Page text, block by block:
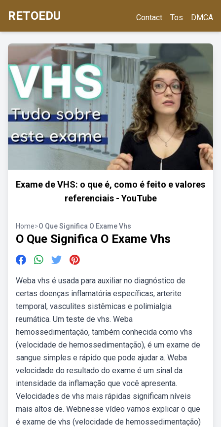
RETOEDU Contact Tos DMCA
Exame de VHS: o que é, como é feito e valores
referenciais - YouTube
Home>O Que Significa O Exame Vhs
O Que Significa O Exame Vhs
Weba vhs é usada para auxiliar no diagnóstico de
certas doenças inflamatória específicas, arterite
temporal, vasculites sistêmicas e polimialgia
reumática. Um teste de vhs. Weba
hemossedimentação, também conhecida como vhs
(velocidade de hemossedimentação), é um exame de
sangue simples e rápido que pode ajudar a. Weba
velocidade do resultado do exame é um sinal da
intensidade da inflamação que você apresenta.
Velocidades de vhs mais rápidas significam níveis
mais altos de. Webnesse vídeo vamos explicar o que
é exame de vhs (velocidade de hemossedimentação)